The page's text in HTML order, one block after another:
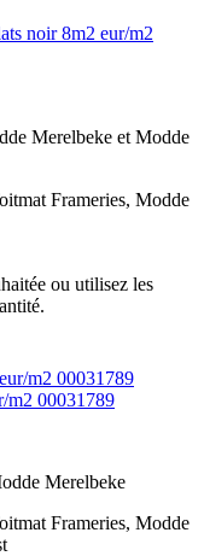
noir 8m2 eur/m2
Merelbeke et Modde
Frameries, Modde
ou utilisez les
m2 00031789
Merelbeke
Frameries, Modde